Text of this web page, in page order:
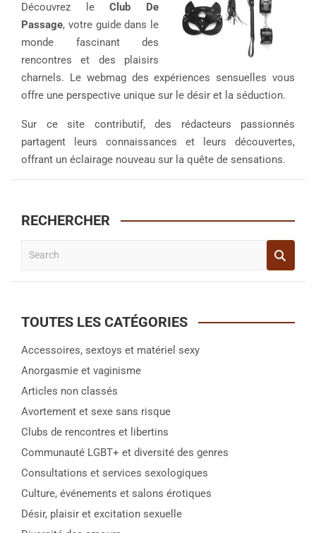
Découvrez leClub De
Passage, votre guide dans le
monde fascinant des
rencontres et des plaisirs
charnels. Le webmag des expériences sensuelles vous
offre une perspective unique sur le désir et la séduction.
Sur ce site contributif, des rédacteurs passionnés
partagent leurs connaissances et leurs découvertes,
offrant un éclairage nouveau sur la quête de sensations.
RECHERCHER
a
c
TOUTES LES CATÉGORIES
Accessoires, sextoys et matériel sexy
Anorgasmie et vaginisme
Articles non classés
Avortement et sexe sans risque
Clubs de rencontres et libertins
Communauté LGBT+ et diversité des genres
Consultations et services sexologiques
Culture, événements et salons érotiques
Désir, plaisir et excitation sexuelle